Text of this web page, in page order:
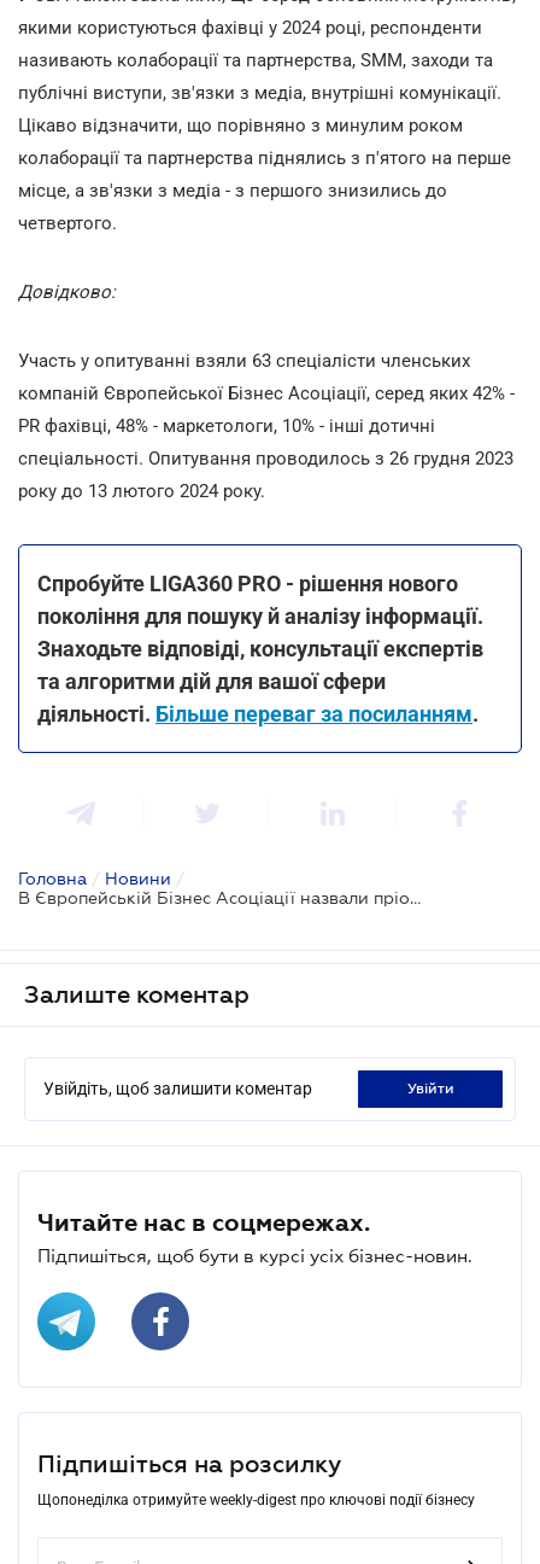
якими користуються фахівці у 2024 році, респонденти
називають колаборації та партнерства, SMM, заходи та
публічні виступи, зв'язки з медіа, внутрішні комунікації.
Цікаво відзначити, що порівняно з минулим роком
колаборації та партнерства піднялись з п'ятого на перше
місце, а зв'язки з медіа - з першого знизились до
четвертого.
Довідково:
Участь у опитуванні взяли 63 спеціалісти членських
компаній Європейської Бізнес Асоціації, серед яких 42% -
PR фахівці, 48% - маркетологи, 10% - інші дотичні
спеціальності. Опитування проводилось з 26 грудня 2023
року до 13 лютого 2024 року.
Спробуйте LIGA360 PRO - рішення нового
покоління для пошуку й аналізу інформації.
Знаходьте відповіді, консультації експертів
та алгоритми дій для вашої сфери
діяльності. Більше переваг за посиланням.
Головна / Новини /
В Європейській Бізнес Асоціації назвали пріоритети PR та маркетинг фахівців у 2024 році
Залиште коментар
Увійдіть, щоб залишити коментар увійти
Читайте нас в соцмережах.
Підпишіться, щоб бути в курсі усіх бізнес-новин.
Підпишіться на розсилку
Щопонеділка отримуйте weekly-digest про ключові події бізнесу